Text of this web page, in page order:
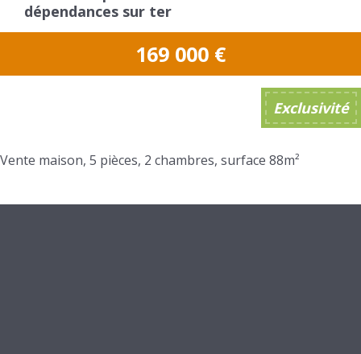
dépendances sur ter
169 000 €
Exclusivité
Vente maison, 5 pièces, 2 chambres, surface 88m²